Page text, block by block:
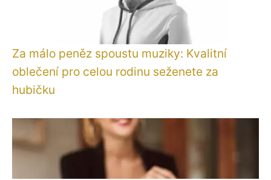
Za málo peněz spoustu muziky: Kvalitní
oblečení pro celou rodinu seženete za
hubičku